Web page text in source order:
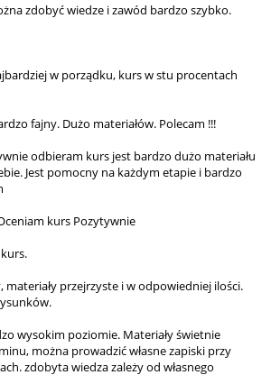
zdobyć wiedze i zawód bardzo szybko.
w porządku, kurs w stu procentach
fajny. Dużo materiałów. Polecam !!!
odbieram kurs jest bardzo dużo materiału
Jest pomocny na każdym etapie i bardzo
kurs Pozytywnie
materiały przejrzyste i w odpowiedniej ilości.
wysokim poziomie. Materiały świetnie
można prowadzić własne zapiski przy
zdobyta wiedza zależy od własnego